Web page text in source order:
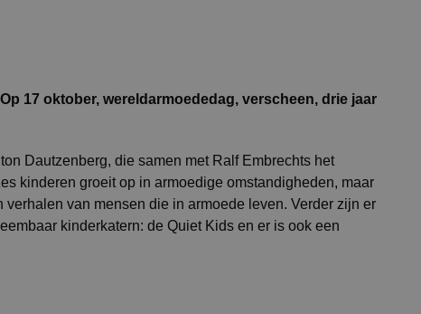
17 oktober, wereldarmoededag, verscheen, drie jaar
Dautzenberg, die samen met Ralf Embrechts het
kinderen groeit op in armoedige omstandigheden, maar
verhalen van mensen die in armoede leven. Verder zijn er
kinderkatern: de Quiet Kids en er is ook een